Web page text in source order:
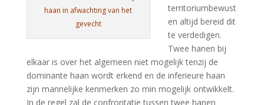
haan in afwachting van het
gevecht
territoriumbewust
en altijd bereid dit
te verdedigen.
Twee hanen bij
elkaar is over het algemeen niet mogelijk tenzij de
dominante haan wordt erkend en de inferieure haan
zijn mannelijke kenmerken zo min mogelijk ontwikkelt.
In de regel zal de confrontatie tussen twee hanen